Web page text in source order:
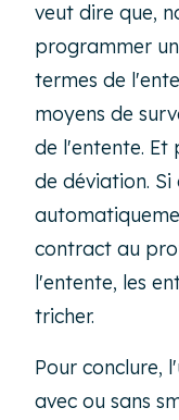
veut dire que,
programmer
termes de
moyens de
de l'entente. Et
de déviation.
contract au
l'entente, les
tricher.
Pour conclure,
avec ou sans